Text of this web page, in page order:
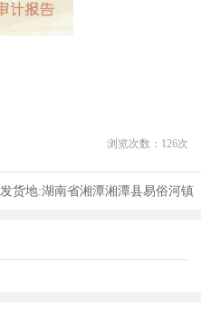
浏览次数： 126次
发货地:湖南省湘潭湘潭县易俗河镇